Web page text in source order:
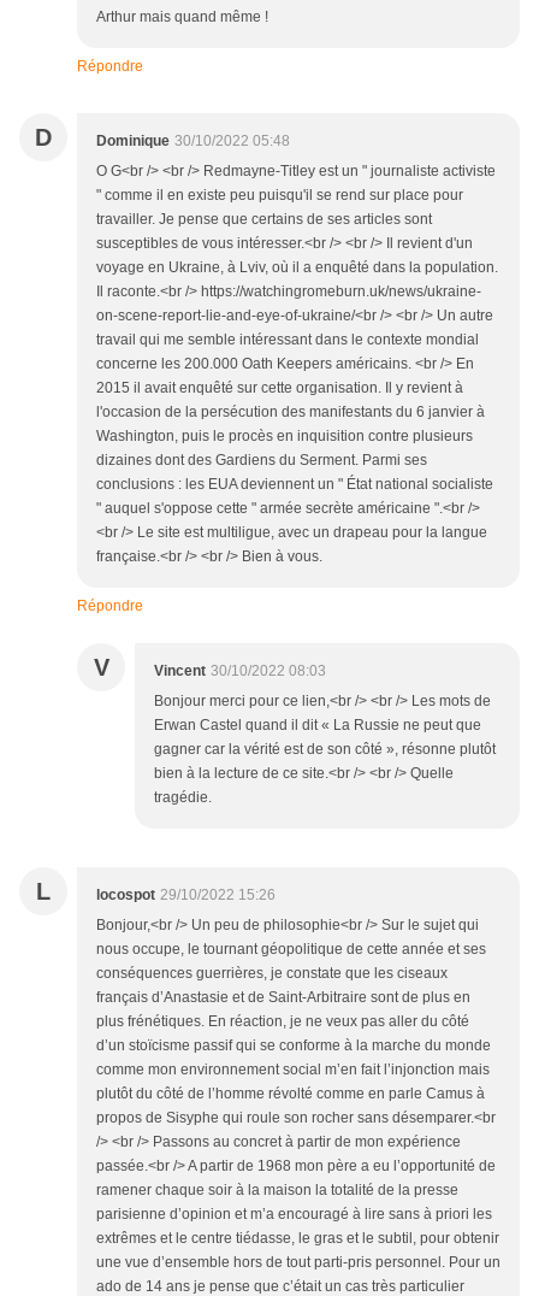
Arthur mais quand même !
Répondre
D Dominique 30/10/2022 05:48
O G<br /> <br /> Redmayne-Titley est un " journaliste activiste
" comme il en existe peu puisqu'il se rend sur place pour
travailler. Je pense que certains de ses articles sont
susceptibles de vous intéresser.<br /> <br /> Il revient d'un
voyage en Ukraine, à Lviv, où il a enquêté dans la population.
Il raconte.<br /> https://watchingromeburn.uk/news/ukraine-
on-scene-report-lie-and-eye-of-ukraine/<br /> <br /> Un autre
travail qui me semble intéressant dans le contexte mondial
concerne les 200.000 Oath Keepers américains. <br /> En
2015 il avait enquêté sur cette organisation. Il y revient à
l'occasion de la persécution des manifestants du 6 janvier à
Washington, puis le procès en inquisition contre plusieurs
dizaines dont des Gardiens du Serment. Parmi ses
conclusions : les EUA deviennent un " État national socialiste
" auquel s'oppose cette " armée secrète américaine ".<br />
<br /> Le site est multiligue, avec un drapeau pour la langue
française.<br /> <br /> Bien à vous.
Répondre
V Vincent 30/10/2022 08:03
Bonjour merci pour ce lien,<br /> <br /> Les mots de
Erwan Castel quand il dit « La Russie ne peut que
gagner car la vérité est de son côté », résonne plutôt
bien à la lecture de ce site.<br /> <br /> Quelle
tragédie.
L locospot 29/10/2022 15:26
Bonjour,<br /> Un peu de philosophie<br /> Sur le sujet qui
nous occupe, le tournant géopolitique de cette année et ses
conséquences guerrières, je constate que les ciseaux
français d’Anastasie et de Saint-Arbitraire sont de plus en
plus frénétiques. En réaction, je ne veux pas aller du côté
d’un stoïcisme passif qui se conforme à la marche du monde
comme mon environnement social m’en fait l’injonction mais
plutôt du côté de l’homme révolté comme en parle Camus à
propos de Sisyphe qui roule son rocher sans désemparer.<br
/> <br /> Passons au concret à partir de mon expérience
passée.<br /> A partir de 1968 mon père a eu l’opportunité de
ramener chaque soir à la maison la totalité de la presse
parisienne d’opinion et m’a encouragé à lire sans à priori les
extrêmes et le centre tiédasse, le gras et le subtil, pour obtenir
une vue d’ensemble hors de tout parti-pris personnel. Pour un
ado de 14 ans je pense que c’était un cas très particulier